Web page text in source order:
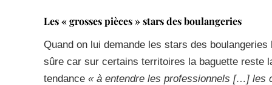
Les « grosses pièces » stars des boulangeries
Quand on lui demande les stars des
sûre car sur certains territoires la baguette reste
tendance « à entendre les professionnels […] les